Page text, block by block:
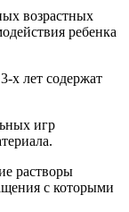
возрастных
ребенка
х лет содержат
игр
растворы
с которыми